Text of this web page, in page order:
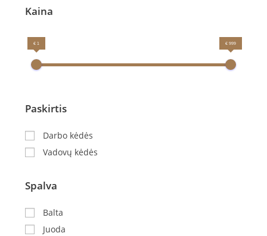
Kaina
€ 1 € 999
Paskirtis
Darbo kėdės
Vadovų kėdės
Spalva
Balta
Juoda